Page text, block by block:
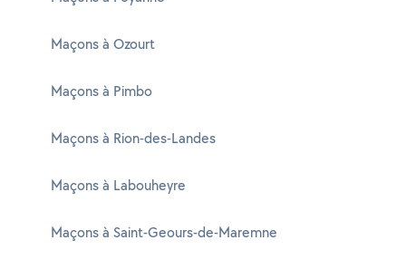
Maçons à Ozourt
Maçons à Pimbo
Maçons à Rion-des-Landes
Maçons à Labouheyre
Maçons à Saint-Geours-de-Maremne